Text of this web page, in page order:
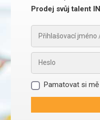
Prodej svůj talent
Pamatovat si mě